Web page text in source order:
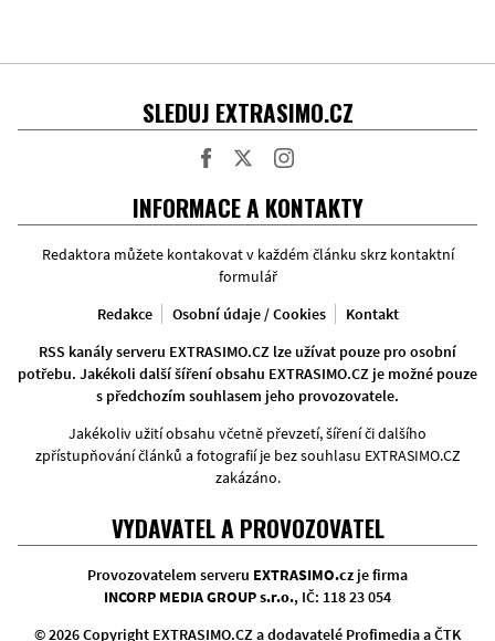
SLEDUJ EXTRASIMO.CZ
INFORMACE A KONTAKTY
Redaktora můžete kontakovat v každém článku skrz kontaktní
formulář
Redakce
Osobní údaje / Cookies
Kontakt
RSS kanály serveru EXTRASIMO.CZ lze užívat pouze pro osobní
potřebu. Jakékoli další šíření obsahu EXTRASIMO.CZ je možné pouze
s předchozím souhlasem jeho provozovatele.
Jakékoliv užití obsahu včetně převzetí, šíření či dalšího
zpřístupňování článků a fotografií je bez souhlasu EXTRASIMO.CZ
zakázáno.
VYDAVATEL A PROVOZOVATEL
Provozovatelem serveru EXTRASIMO.czje firma
INCORP MEDIA GROUP s.r.o., IČ: 118 23 054
© 2026 Copyright EXTRASIMO.CZ a dodavatelé Profimedia a ČTK